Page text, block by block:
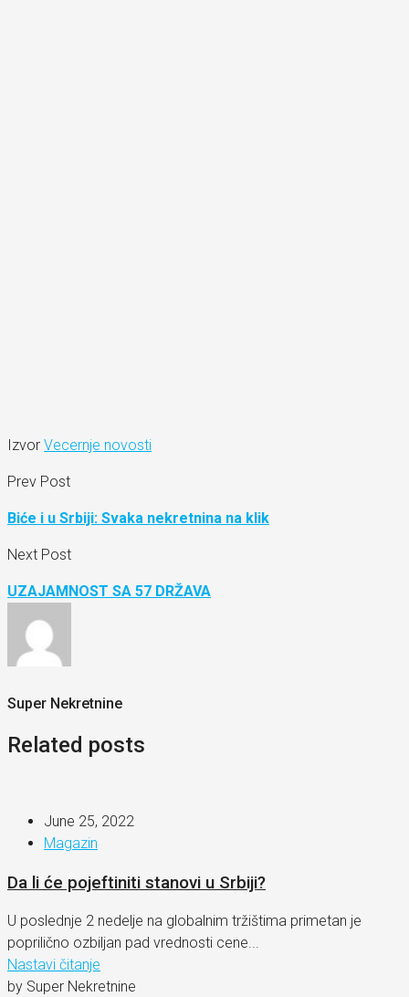
Izvor Vecernje novosti
Prev Post
Biće i u Srbiji: Svaka nekretnina na klik
Next Post
UZAJAMNOST SA 57 DRŽAVA
Super Nekretnine
Related posts
June 25, 2022
Magazin
Da li će pojeftiniti stanovi u Srbiji?
U poslednje 2 nedelje na globalnim tržištima primetan je
poprilično ozbiljan pad vrednosti cene...
Nastavi čitanje
by Super Nekretnine